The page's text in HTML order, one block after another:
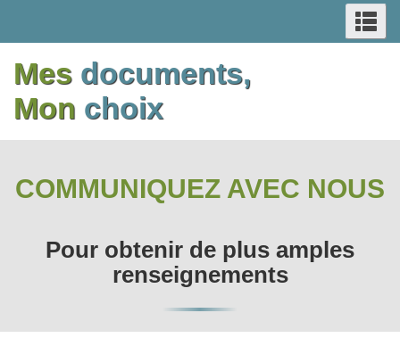
au
contenu
principal
to
basic
HTML
au
contenu
principal
to
basic
HTML
ET
MENUS
et
Mes documents,
Mon choix
COMMUNIQUEZ AVEC NOUS
Pour obtenir de plus amples
renseignements